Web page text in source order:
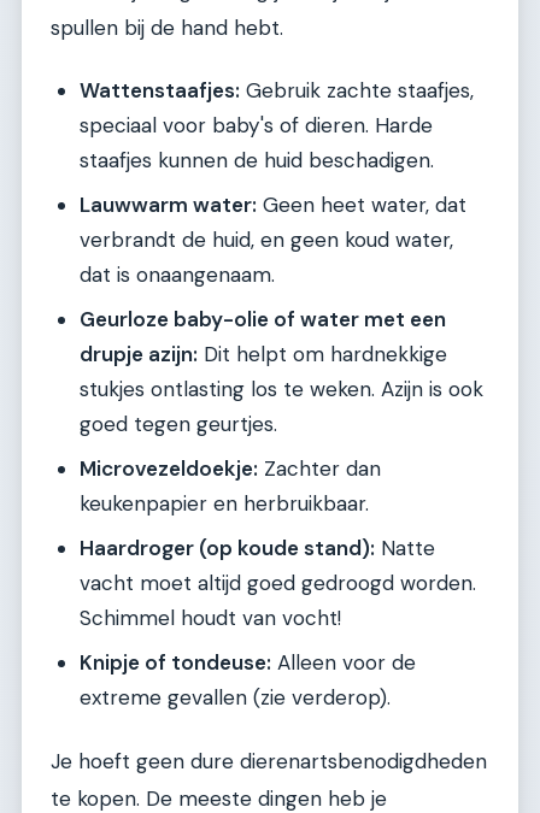
spullen bij de hand hebt.
Wattenstaafjes: Gebruik zachte staafjes,
speciaal voor baby's of dieren. Harde
staafjes kunnen de huid beschadigen.
Lauwwarm water: Geen heet water, dat
verbrandt de huid, en geen koud water,
dat is onaangenaam.
Geurloze baby-olie of water met een
drupje azijn: Dit helpt om hardnekkige
stukjes ontlasting los te weken. Azijn is ook
goed tegen geurtjes.
Microvezeldoekje: Zachter dan
keukenpapier en herbruikbaar.
Haardroger (op koude stand): Natte
vacht moet altijd goed gedroogd worden.
Schimmel houdt van vocht!
Knipje of tondeuse: Alleen voor de
extreme gevallen (zie verderop).
Je hoeft geen dure dierenartsbenodigdheden
te kopen. De meeste dingen heb je